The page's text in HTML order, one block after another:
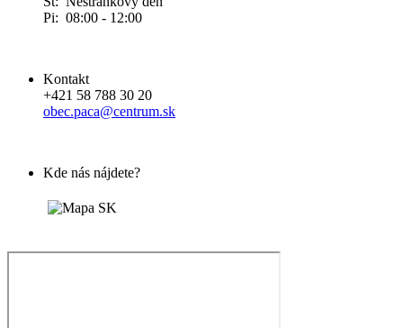
Pi: 08:00 - 12:00
Kontakt
+421 58 788 30 20
obec.paca@centrum.sk
Kde nás nájdete?